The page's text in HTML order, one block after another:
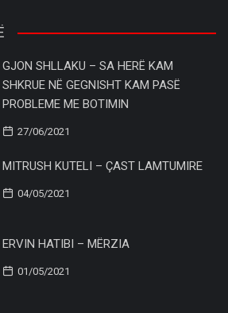
GJON SHLLAKU – SA HERË KAM
SHKRUE NË GEGNISHT KAM PASË
PROBLEME ME BOTIMIN
27/06/2021
MITRUSH KUTELI – ÇAST LAMTUMIRE
04/05/2021
ERVIN HATIBI – MËRZIA
01/05/2021